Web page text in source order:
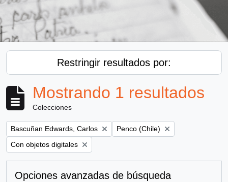
Restringir resultados por:
Mostrando 1 resultados
Colecciones
Remove filter:
Bascuñan Edwards, Carlos Remove filter:
Penco (Chile)
Remove filter:
Con objetos digitales
Opciones avanzadas de búsqueda